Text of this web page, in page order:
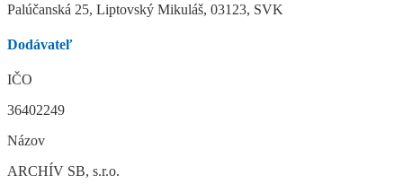
Palúčanská 25, Liptovský Mikuláš, 03123, SVK
Dodávateľ
IČO
36402249
Názov
ARCHÍV SB, s.r.o.